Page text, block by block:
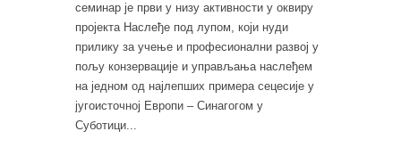
семинар је први у низу активности у оквиру
пројекта Наслеђе под лупом, који нуди
прилику за учење и професионални развој у
пољу конзервације и управљања наслеђем
на једном од најлепших примера сецесије у
југоисточној Европи – Синагогом у
Суботици...